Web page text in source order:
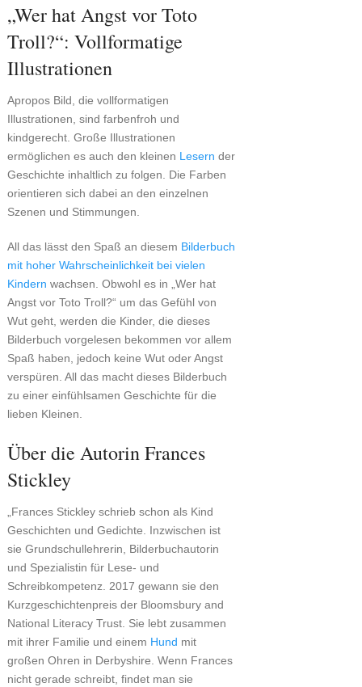
„Wer hat Angst vor Toto
Troll?“: Vollformatige
Illustrationen
Apropos Bild, die vollformatigen
Illustrationen, sind farbenfroh und
kindgerecht. Große Illustrationen
ermöglichen es auch den kleinen Lesern der
Geschichte inhaltlich zu folgen. Die Farben
orientieren sich dabei an den einzelnen
Szenen und Stimmungen.
All das lässt den Spaß an diesem Bilderbuch
mit hoher Wahrscheinlichkeit bei vielen
Kindern wachsen. Obwohl es in „Wer hat
Angst vor Toto Troll?“ um das Gefühl von
Wut geht, werden die Kinder, die dieses
Bilderbuch vorgelesen bekommen vor allem
Spaß haben, jedoch keine Wut oder Angst
verspüren. All das macht dieses Bilderbuch
zu einer einfühlsamen Geschichte für die
lieben Kleinen.
Über die Autorin Frances
Stickley
„Frances Stickley schrieb schon als Kind
Geschichten und Gedichte. Inzwischen ist
sie Grundschullehrerin, Bilderbuchautorin
und Spezialistin für Lese- und
Schreibkompetenz. 2017 gewann sie den
Kurzgeschichtenpreis der Bloomsbury and
National Literacy Trust. Sie lebt zusammen
mit ihrer Familie und einem Hund mit
großen Ohren in Derbyshire. Wenn Frances
nicht gerade schreibt, findet man sie